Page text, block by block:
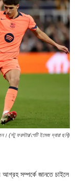
(স্টু ফরস্টার/গেটি ইমেজ দ্বারা ছবি)
আগ্রহ সম্পর্কে জানতে চাইলে